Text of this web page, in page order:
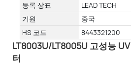
등록 상표
LEAD TECH
기원
중국
HS 코드
8443321200
LT8003U/LT8005U 고성능
터